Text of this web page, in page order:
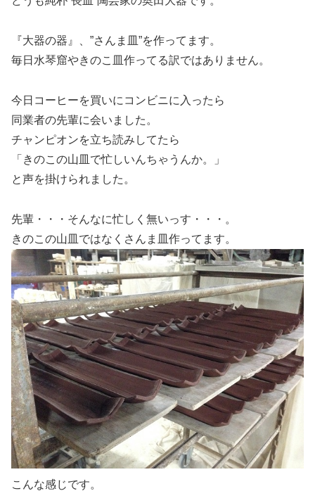
『大器の器』、”さんま皿”を作ってます。
毎日水琴窟やきのこ皿作ってる訳ではありません。
今日コーヒーを買いにコンビニに入ったら
同業者の先輩に会いました。
チャンピオンを立ち読みしてたら
「きのこの山皿で忙しいんちゃうんか。」
と声を掛けられました。
先輩・・・そんなに忙しく無いっす・・・。
きのこの山皿ではなくさんま皿作ってます。
こんな感じです。